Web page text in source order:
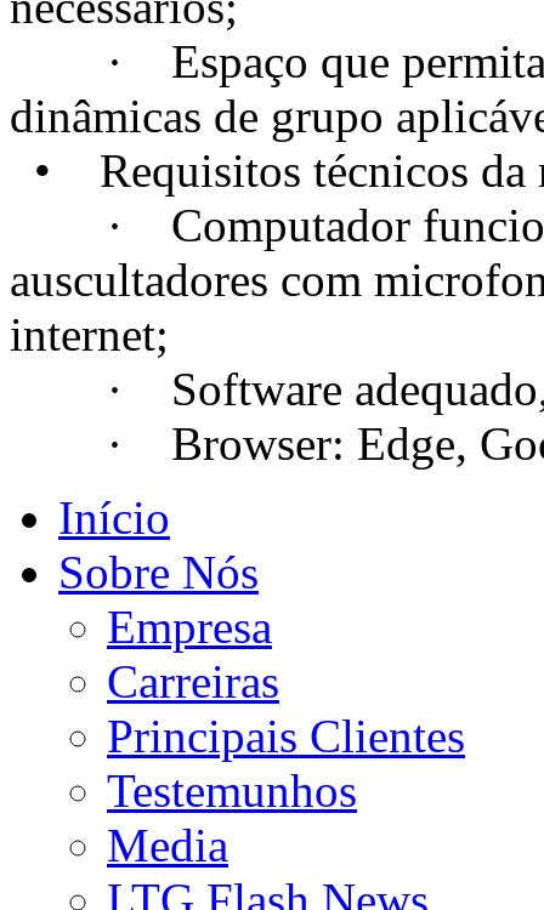
· Espaço que permita
dinâmicas de grupo
• Requisitos técnicos da
· Computador
auscultadores com
internet;
· Software adequado,
· Browser: Edge,
Início
Sobre Nós
Empresa
Carreiras
Principais Clientes
Testemunhos
Media